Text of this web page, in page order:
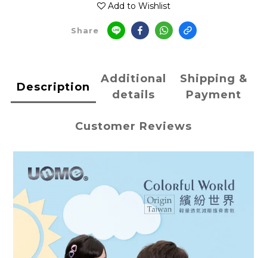
Add to Wishlist
Share
Description
Additional
details
Shipping &
Payment
Customer Reviews